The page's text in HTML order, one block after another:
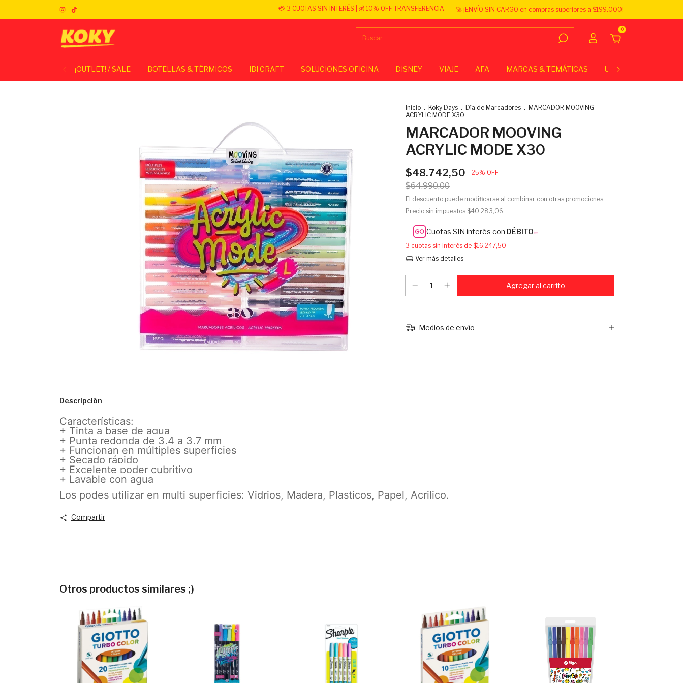
💳 3 CUOTAS SIN INTERÉS | 💰 10% OFF TRANSFERENCIA 🚀 ¡ENVÍO SIN CARGO en compras superiores a $199.000!
0
¡OUTLET! / SALE BOTELLAS & TÉRMICOS IBI CRAFT SOLUCIONES OFICINA DISNEY VIAJE AFA MARCAS & TEMÁTICAS UNIVERSITARIO
Inicio . Koky Days . Día de Marcadores . MARCADOR MOOVING
ACRYLIC MODE X30
MARCADOR MOOVING
ACRYLIC MODE X30
$48.742,50 -25% OFF
$64.990,00
El descuento puede modificarse al combinar con otras promociones.
Precio sin impuestos $40.283,06
Cuotas SIN interés con DÉBITO
3 cuotas sin interés de $16.247,50
Ver más detalles
Medios de envío
Descripción
Características:
+ Tinta a base de agua
+ Punta redonda de 3,4 a 3,7 mm
+ Funcionan en múltiples superficies
+ Secado rápido
+ Excelente poder cubritivo
+ Lavable con agua
Los podes utilizar en multi superficies: Vidrios, Madera, Plasticos, Papel, Acrilico.
Compartir
Otros productos similares ;)